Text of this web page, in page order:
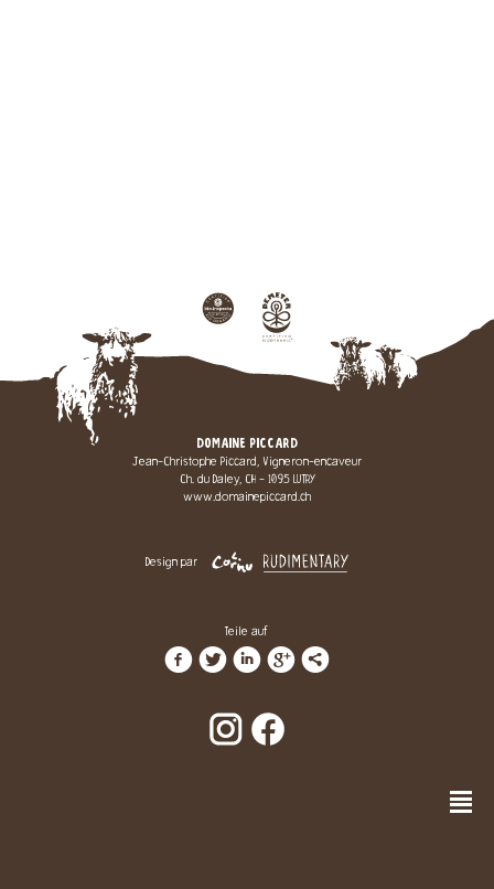
DOMAINE PICCARD
Jean-Christophe Piccard, Vigneron-encaveur
Ch. du Daley, CH - 1095 LUTRY
www.domainepiccard.ch
Design par
Teile auf
ftigl
n